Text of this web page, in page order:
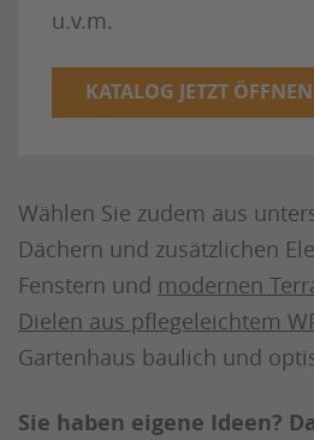
u.v.m.
KATALOG JETZT ÖFFNEN
Wählen Sie zudem aus
Dächern und zusätzlichen
Fenstern und modernen
Dielen aus pflegeleichtem
Gartenhaus baulich und
Sie haben eigene Ideen?